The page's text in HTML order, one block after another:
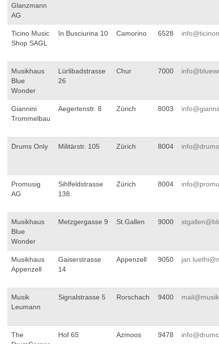
Glanzmann
AG
Ticino Music
Shop SAGL
In Busciurina 10 Camorino 6528
Musikhaus
Blue
Wonder
Lürlibadstrasse
26
Chur 7000
Giannini
Trommelbau
Aegertenstr. 8 Zürich 8003
Drums Only Militärstr. 105 Zürich 8004
Promusig
AG
Sihlfeldstrasse
138
Zürich 8004
Musikhaus
Blue
Wonder
Metzgergasse 9 St.Gallen 9000
Musikhaus
Appenzell
Gaiserstrasse
14
Appenzell 9050
Musik
Leumann
Signalstrasse 5 Rorschach 9400
The
Hof 65 Azmoos 9478